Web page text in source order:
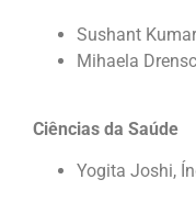
Sushant
Mihaela
Ciências da Saúde
Yogita Joshi,